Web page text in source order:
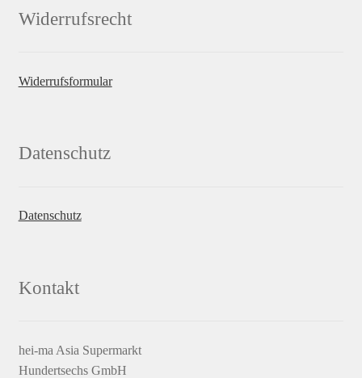
Widerrufsrecht
Widerrufsformular
Datenschutz
Datenschutz
Kontakt
hei-ma Asia Supermarkt
Hundertsechs GmbH